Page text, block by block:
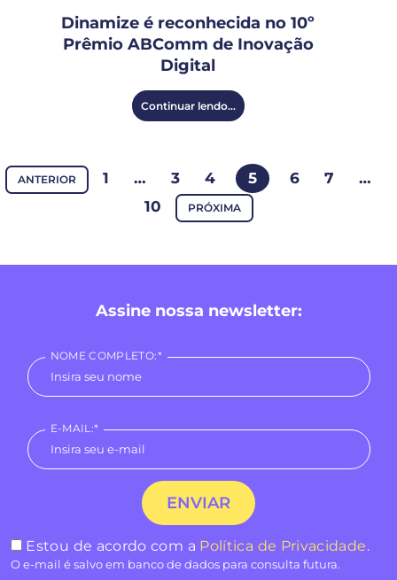
Dinamize é reconhecida no 10º
Prêmio ABComm de Inovação
Digital
Continuar lendo...
ANTERIOR 1 … 3 4 5 6 7
…
10
PRÓXIMA
Assine nossa newsletter:
NOME COMPLETO:*
E-MAIL:*
Estou de acordo com a Política de Privacidade.
O e-mail é salvo em banco de dados para consulta futura.